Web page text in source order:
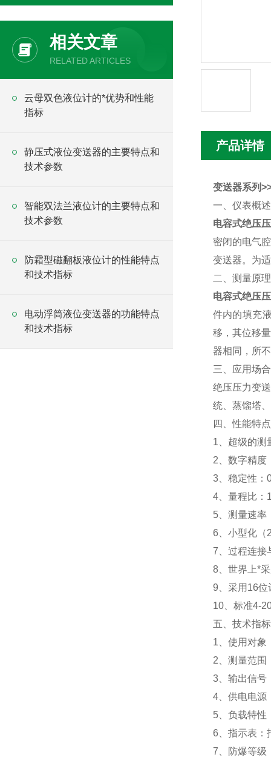
相关文章
RELATED ARTICLES
云母双色液位计的*优势和性能
指标
静压式液位变送器的主要特点和
技术参数
智能双法兰液位计的主要特点和
技术参数
防霜型磁翻板液位计的性能特点
和技术指标
电动浮筒液位变送器的功能特点
和技术指标
产品详情
变送器系列
一、仪表概
电容式绝压
密闭的电气
变送器。为
二、测量原
电容式绝压
件内的填充
移，其位移
器相同，所
三、应用场
绝压压力变
统、蒸馏塔
四、性能特
1、超级的测
2、数字精度
3、稳定性：
4、量程比：
5、测量速率
6、小型化（
7、过程连接
8、世界上*
9、采用16位
10、标准4-
五、技术指
1、使用对象
2、测量范围
3、输出信号
4、供电电
5、负载特性
6、指示表：
7、防爆等级